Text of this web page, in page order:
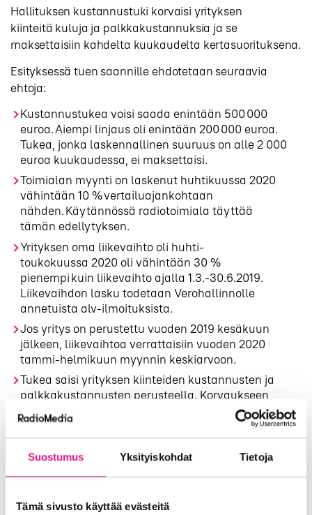
Suostumus Yksityiskohdat Tietoja
Tämä sivusto käyttää evästeitä
Hallituksen kustannustuki korvaisi yrityksen
kiinteitä kuluja ja palkkakustannuksia ja se
maksettaisiin kahdelta kuukaudelta kertasuorituksena.
Esityksessä tuen saannille ehdotetaan seuraavia
ehtoja:
Kustannustukea voisi saada enintään 500 000
euroa. Aiempi linjaus oli enintään 200 000 euroa.
Tukea, jonka laskennallinen suuruus on alle 2 000
euroa kuukaudessa, ei maksettaisi.
Toimialan myynti on laskenut huhtikuussa 2020
vähintään 10 % vertailuajankohtaan
nähden. Käytännössä radiotoimiala täyttää
tämän edellytyksen.
Yrityksen oma liikevaihto oli huhti-
toukokuussa 2020 oli vähintään 30 %
pienempi kuin liikevaihto ajalla 1.3.-30.6.2019.
Liikevaihdon lasku todetaan Verohallinnolle
annetuista alv-ilmoituksista.
Jos yritys on perustettu vuoden 2019 kesäkuun
jälkeen, liikevaihtoa verrattaisiin vuoden 2020
tammi-helmikuun myynnin keskiarvoon.
Tukea saisi yrityksen kiinteiden kustannusten ja
palkkakustannusten perusteella. Korvaukseen
oikeuttavat kiinteät kulut voivat olla enintään
puolet yrityksen vertailukauden keskimääräisestä
liikevaihdosta.
Kustannustukea voisi hakea vaikka yritys olisi jo
saanut muita suoria tukia koronatilanteessa. Nämä
myöntämä yksinyrittäjien koronatuki